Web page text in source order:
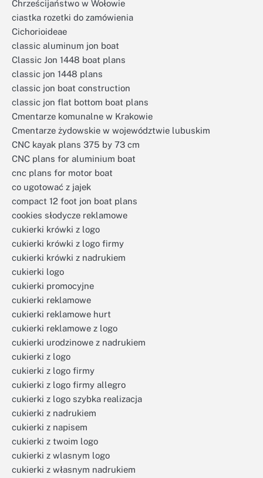
Chrześcijaństwo w Wołowie
ciastka rozetki do zamówienia
Cichorioideae
classic aluminum jon boat
Classic Jon 1448 boat plans
classic jon 1448 plans
classic jon boat construction
classic jon flat bottom boat plans
Cmentarze komunalne w Krakowie
Cmentarze żydowskie w województwie lubuskim
CNC kayak plans 375 by 73 cm
CNC plans for aluminium boat
cnc plans for motor boat
co ugotować z jajek
compact 12 foot jon boat plans
cookies słodycze reklamowe
cukierki krówki z logo
cukierki krówki z logo firmy
cukierki krówki z nadrukiem
cukierki logo
cukierki promocyjne
cukierki reklamowe
cukierki reklamowe hurt
cukierki reklamowe z logo
cukierki urodzinowe z nadrukiem
cukierki z logo
cukierki z logo firmy
cukierki z logo firmy allegro
cukierki z logo szybka realizacja
cukierki z nadrukiem
cukierki z napisem
cukierki z twoim logo
cukierki z wlasnym logo
cukierki z własnym nadrukiem